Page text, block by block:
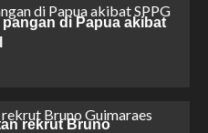
di Papua akibat
rekrut Bruno